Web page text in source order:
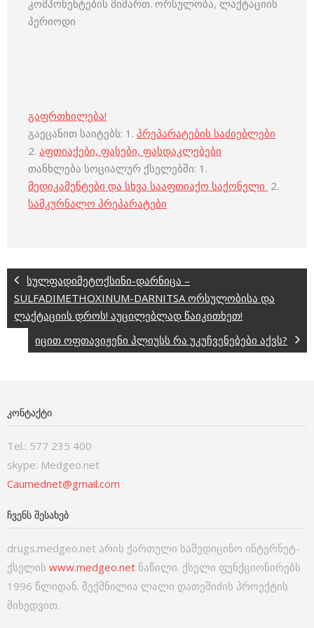
კომპონენტების მიმართ. ორსულობა, ლაქტაციის
პერიოდი
გაფრთხილება!
გაეცანით საიტებს: 1. პრეპარატების საძიებლები
2. აფთიაქები, ფასები, ფასდაკლებები
თანხლება სოციალურ ქსელებში: 1.
მედიკამენტები და სხვა სააფთიაქო საქონელი 2.
სამკურნალო პრეპარატები
სულფადიმეტოქსინი-დარნიცა –
SULFADIMETHOXINUM-DARNITSA ორსულობისა და
ლაქტაციის დროს! აუცილებლად წაიკითხეთ!
იცით ოფთავიჟენი პლიუსს რა უკუჩვენებები აქვს?
ᲙᲝᲜᲢᲐᲥᲢᲘ
Tel.: 577 235 400
skype: Medgeo.net
Caumednet@gmail.com
ᲩᲕᲔᲜᲡ ᲨᲔᲡᲐᲮᲔᲑ
drugs.medgeo.net არის ქართული სამედიცინო ინტერნეტ-
ქსელის www.medgeo.net ნაწილი. ქსელი ფუნქციონირებს
1996 წლიდან. შექმნილია ლალი დათეშიძის პროექტის
მიხედვით.